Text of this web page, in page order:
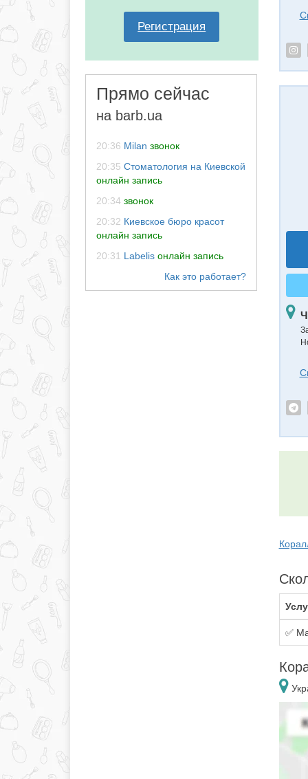
Регистрация
Прямо сейчас
на barb.ua
20:36 Milan звонок
20:35 Стоматология на Киевской
онлайн запись
20:34 звонок
20:32 Киевское бюро красот
онлайн запись
20:31 Labelis онлайн запись
✅